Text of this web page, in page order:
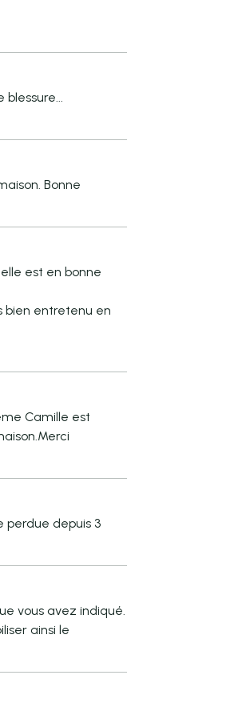
Bonne
est en bonne
bien entretenu en
Camille est
perdue depuis 3
vous avez indiqué.
ainsi le